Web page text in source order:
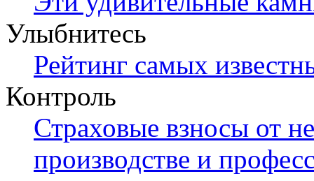
Улыбнитесь
Рейтинг самых
Контроль
Страховые взносы от
производстве и